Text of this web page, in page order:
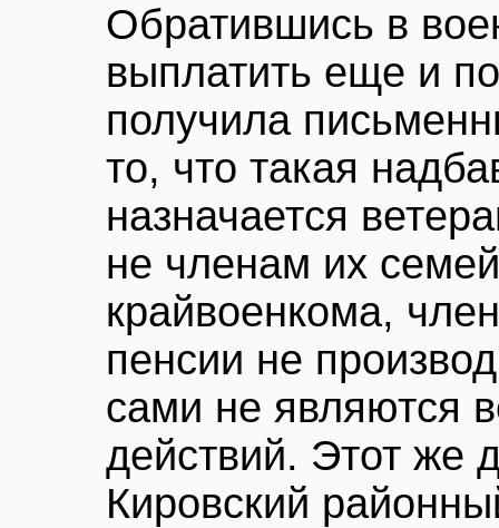
Обратившись в
выплатить еще и
получила
то, что такая
назначается
не членам их
крайвоенкома,
пенсии не
сами не являются
действий. Этот же
Кировский